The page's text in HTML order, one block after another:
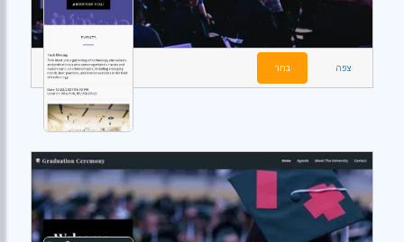
צפה בחר